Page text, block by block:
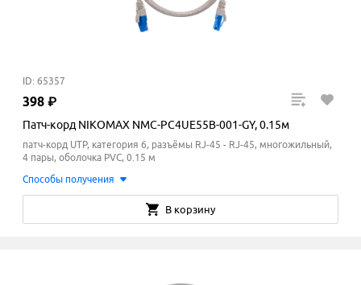
ID: 65357
398 ₽
Патч-корд NIKOMAX NMC-PC4UE55B-001-GY, 0.15м
патч-корд UTP, категория 6, разъёмы RJ-45 - RJ-45, многожильный,
4 пары, оболочка PVC, 0.15 м
Способы получения
В корзину